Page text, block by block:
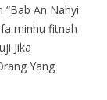
An Nahyi
minhu fitnah
Jika
Yang